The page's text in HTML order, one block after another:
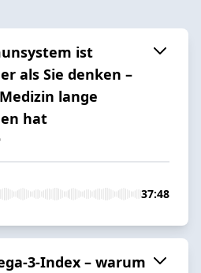
ist
als Sie denken –
lange
hat
37:48
3-Index – warum